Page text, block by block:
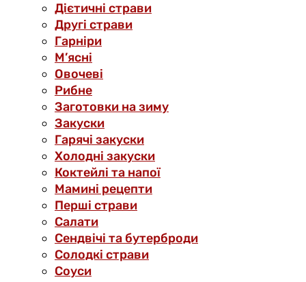
Дієтичні страви
Другі страви
Гарніри
М’ясні
Овочеві
Рибне
Заготовки на зиму
Закуски
Гарячі закуски
Холодні закуски
Коктейлі та напої
Мамині рецепти
Перші страви
Салати
Сендвічі та бутерброди
Солодкі страви
Соуси